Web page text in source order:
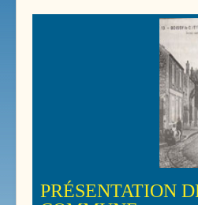
PRÉSENTATION